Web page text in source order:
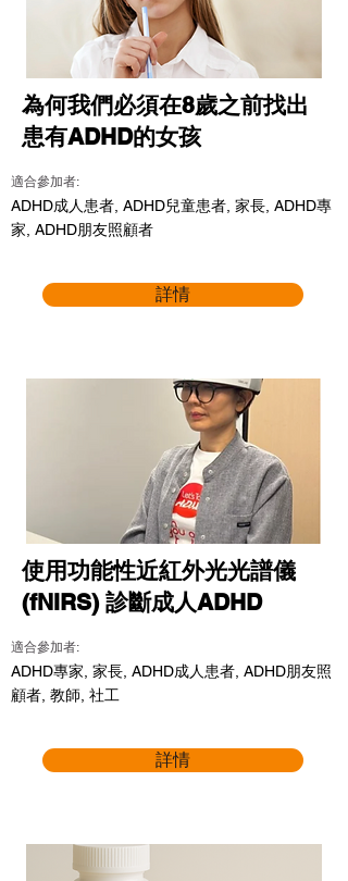
為何我們必須在8歲之前找出
患有ADHD的女孩
適合參加者:
ADHD成人患者, ADHD兒童患者, 家長, ADHD專
家, ADHD朋友照顧者
詳情
使用功能性近紅外光光譜儀
(fNIRS) 診斷成人ADHD
適合參加者:
ADHD專家, 家長, ADHD成人患者, ADHD朋友照
顧者, 教師, 社工
詳情